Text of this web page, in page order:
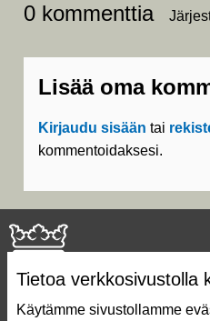
Tietoa verkkosivustolla
Käytämme sivustollamme
0 kommenttia
Lisää oma
Kirjaudu sisään tai
kommentoidaksesi.